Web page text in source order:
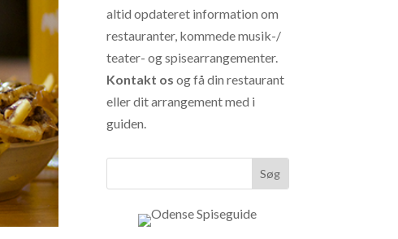
altid opdateret information om
restauranter, kommede musik-/
teater- og spisearrangementer.
Kontakt os og få din restaurant
eller dit arrangement med i
guiden.